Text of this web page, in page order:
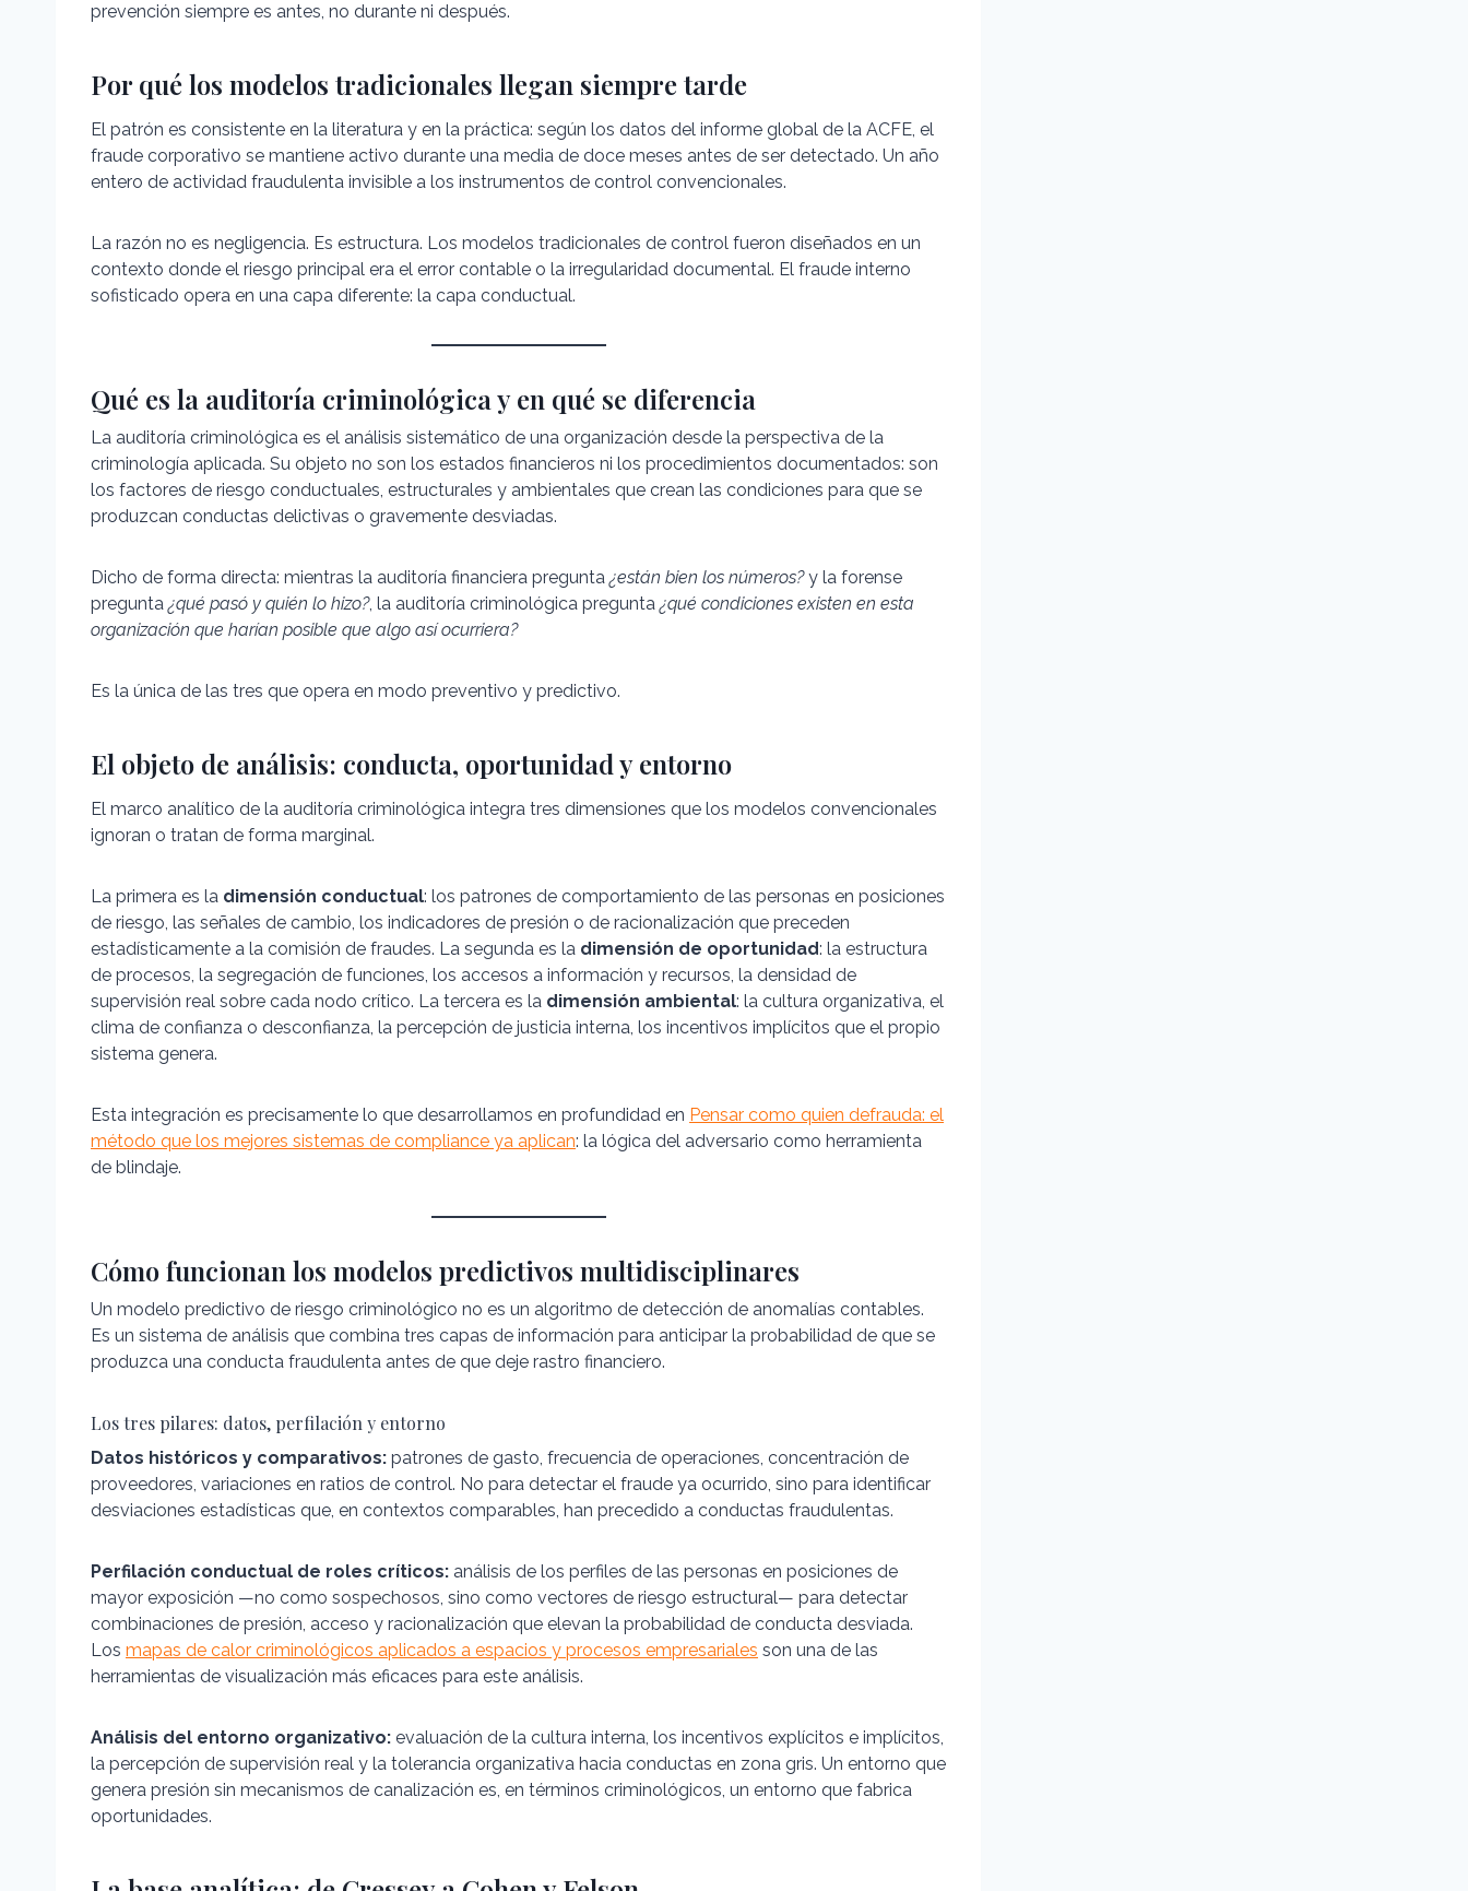
prevención siempre es antes, no durante ni después.
Por qué los modelos tradicionales llegan siempre tarde
El patrón es consistente en la literatura y en la práctica: según los datos del informe global de la ACFE, el
fraude corporativo se mantiene activo durante una media de doce meses antes de ser detectado. Un año
entero de actividad fraudulenta invisible a los instrumentos de control convencionales.
La razón no es negligencia. Es estructura. Los modelos tradicionales de control fueron diseñados en un
contexto donde el riesgo principal era el error contable o la irregularidad documental. El fraude interno
sofisticado opera en una capa diferente: la capa conductual.
Qué es la auditoría criminológica y en qué se diferencia
La auditoría criminológica es el análisis sistemático de una organización desde la perspectiva de la
criminología aplicada. Su objeto no son los estados financieros ni los procedimientos documentados: son
los factores de riesgo conductuales, estructurales y ambientales que crean las condiciones para que se
produzcan conductas delictivas o gravemente desviadas.
Dicho de forma directa: mientras la auditoría financiera pregunta¿están bien los números?y la forense
pregunta¿qué pasó y quién lo hizo?, la auditoría criminológica pregunta¿qué condiciones existen en esta
organización que harían posible que algo así ocurriera?
Es la única de las tres que opera en modo preventivo y predictivo.
El objeto de análisis: conducta, oportunidad y entorno
El marco analítico de la auditoría criminológica integra tres dimensiones que los modelos convencionales
ignoran o tratan de forma marginal.
La primera es la dimensión conductual: los patrones de comportamiento de las personas en posiciones
de riesgo, las señales de cambio, los indicadores de presión o de racionalización que preceden
estadísticamente a la comisión de fraudes. La segunda es la dimensión de oportunidad: la estructura
de procesos, la segregación de funciones, los accesos a información y recursos, la densidad de
supervisión real sobre cada nodo crítico. La tercera es la dimensión ambiental: la cultura organizativa, el
clima de confianza o desconfianza, la percepción de justicia interna, los incentivos implícitos que el propio
sistema genera.
Esta integración es precisamente lo que desarrollamos en profundidad en Pensar como quien defrauda: el
método que los mejores sistemas de compliance ya aplican: la lógica del adversario como herramienta
de blindaje.
Cómo funcionan los modelos predictivos multidisciplinares
Un modelo predictivo de riesgo criminológico no es un algoritmo de detección de anomalías contables.
Es un sistema de análisis que combina tres capas de información para anticipar la probabilidad de que se
produzca una conducta fraudulenta antes de que deje rastro financiero.
Los tres pilares: datos, perfilación y entorno
Datos históricos y comparativos: patrones de gasto, frecuencia de operaciones, concentración de
proveedores, variaciones en ratios de control. No para detectar el fraude ya ocurrido, sino para identificar
desviaciones estadísticas que, en contextos comparables, han precedido a conductas fraudulentas.
Perfilación conductual de roles críticos: análisis de los perfiles de las personas en posiciones de
mayor exposición —no como sospechosos, sino como vectores de riesgo estructural— para detectar
combinaciones de presión, acceso y racionalización que elevan la probabilidad de conducta desviada.
Los mapas de calor criminológicos aplicados a espacios y procesos empresariales son una de las
herramientas de visualización más eficaces para este análisis.
Análisis del entorno organizativo: evaluación de la cultura interna, los incentivos explícitos e implícitos,
la percepción de supervisión real y la tolerancia organizativa hacia conductas en zona gris. Un entorno que
genera presión sin mecanismos de canalización es, en términos criminológicos, un entorno que fabrica
oportunidades.